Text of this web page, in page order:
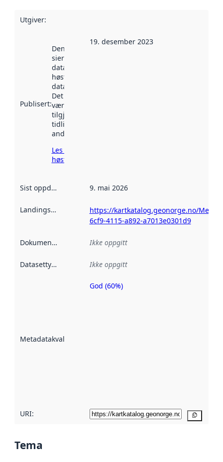
Utgiver:
Publisert:
Denne datoen
sier når
datasettet ble
høstet av
data.norge.no.
Det kan ha
vært
tilgjengelig
tidligere
andre steder.
Les mer om
høsting her
19. desember 2023
Sist oppdatert 9. mai 2026
Landingsside
https://kartkatalog.geonorge.no/
6cf9-4115-a892-a7013e0301d9
Dokumentasjon Ikke oppgitt
Datasettype Ikke oppgitt
Metadatakvalitet
Metadatakvalitet
God (60%)
URI:
Tema